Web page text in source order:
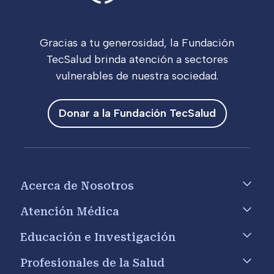
Gracias a tu generosidad, la Fundación
TecSalud brinda atención a sectores
vulnerables de nuestra sociedad.
Donar a la Fundación TecSalud
Acerca de Nosotros
Atención Médica
Educación e Investigación
Profesionales de la Salud